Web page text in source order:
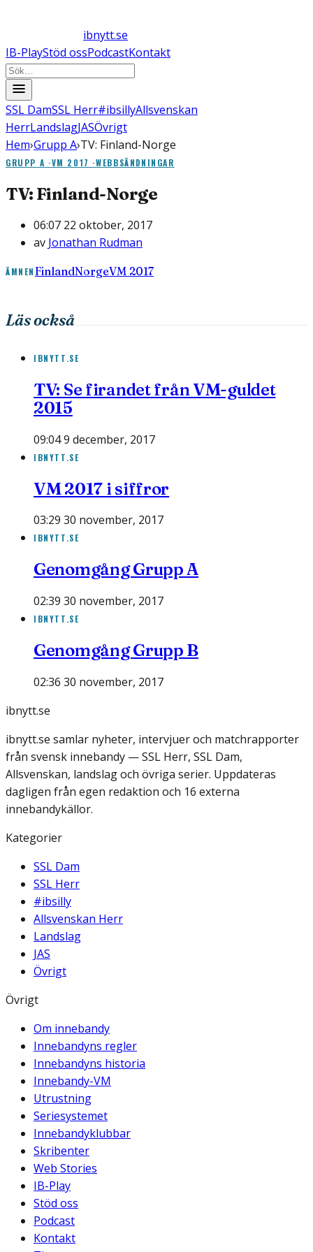
ibnytt.se
IB-PlayStöd ossPodcastKontakt
SSL DamSSL Herr#ibsillyAllsvenskan
HerrLandslagJASÖvrigt
Hem›Grupp A›TV: Finland-Norge
GRUPP A ·VM 2017 ·WEBBSÄNDNINGAR
TV: Finland-Norge
06:07 22 oktober, 2017
av Jonathan Rudman
ÄMNEN FinlandNorgeVM 2017
Läs också
IBNYTT.SE
TV: Se firandet från VM-guldet
2015
09:04 9 december, 2017
IBNYTT.SE
VM 2017 i siffror
03:29 30 november, 2017
IBNYTT.SE
Genomgång Grupp A
02:39 30 november, 2017
IBNYTT.SE
Genomgång Grupp B
02:36 30 november, 2017
ibnytt.se
ibnytt.se samlar nyheter, intervjuer och matchrapporter
från svensk innebandy — SSL Herr, SSL Dam,
Allsvenskan, landslag och övriga serier. Uppdateras
dagligen från egen redaktion och 16 externa
innebandykällor.
Kategorier
SSL Dam
SSL Herr
#ibsilly
Allsvenskan Herr
Landslag
JAS
Övrigt
Övrigt
Om innebandy
Innebandyns regler
Innebandyns historia
Innebandy-VM
Utrustning
Seriesystemet
Innebandyklubbar
Skribenter
Web Stories
IB-Play
Stöd oss
Podcast
Kontakt